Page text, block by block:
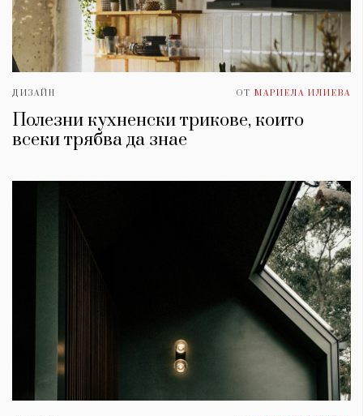
ДИЗАЙН ОТ МАРИЕЛА ИЛИЕВА
Полезни кухненски трикове, които
всеки трябва да знае